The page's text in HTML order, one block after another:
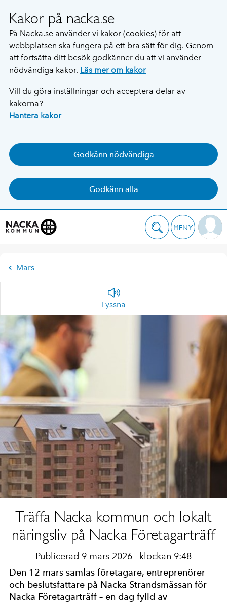
Kakor på nacka.se
På Nacka.se använder vi kakor (cookies) för att
webbplatsen ska fungera på ett bra sätt för dig. Genom
att fortsätta ditt besök godkänner du att vi använder
nödvändiga kakor. Läs mer om kakor
Vill du göra inställningar och acceptera delar av
kakorna?
Hantera kakor
Godkänn nödvändiga
Godkänn alla
MENY
Mars
Lyssna
Träffa Nacka kommun och lokalt
näringsliv på Nacka Företagarträff
Publicerad 9 mars 2026 klockan 9:48
Den 12 mars samlas företagare, entreprenörer
och beslutsfattare på Nacka Strandsmässan för
Nacka Företagarträff – en dag fylld av